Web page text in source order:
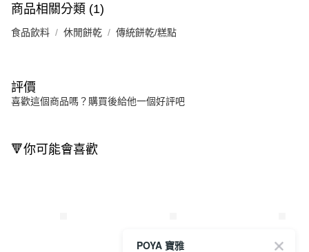
商品相關分類 (1)
食品飲料 休閒餅乾 傳統餅乾/糕點
評價
喜歡這個商品嗎？購買後給他一個好評吧
🔻你可能會喜歡
POYA 寶雅